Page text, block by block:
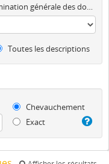
Dénomination générale des documents
Toutes les descriptions
Chevauchement
Exact